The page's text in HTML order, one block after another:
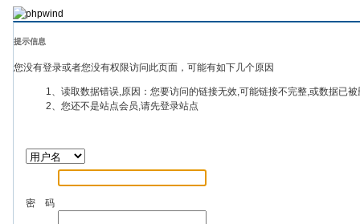
提示信息
您没有登录或者您没有权限访问此页面，可能有如下几个原因
1、读取数据错误,原因：您要访问的链接无效,可能链接不完整,或数据已
2、您还不是站点会员,请先登录站点
密 码